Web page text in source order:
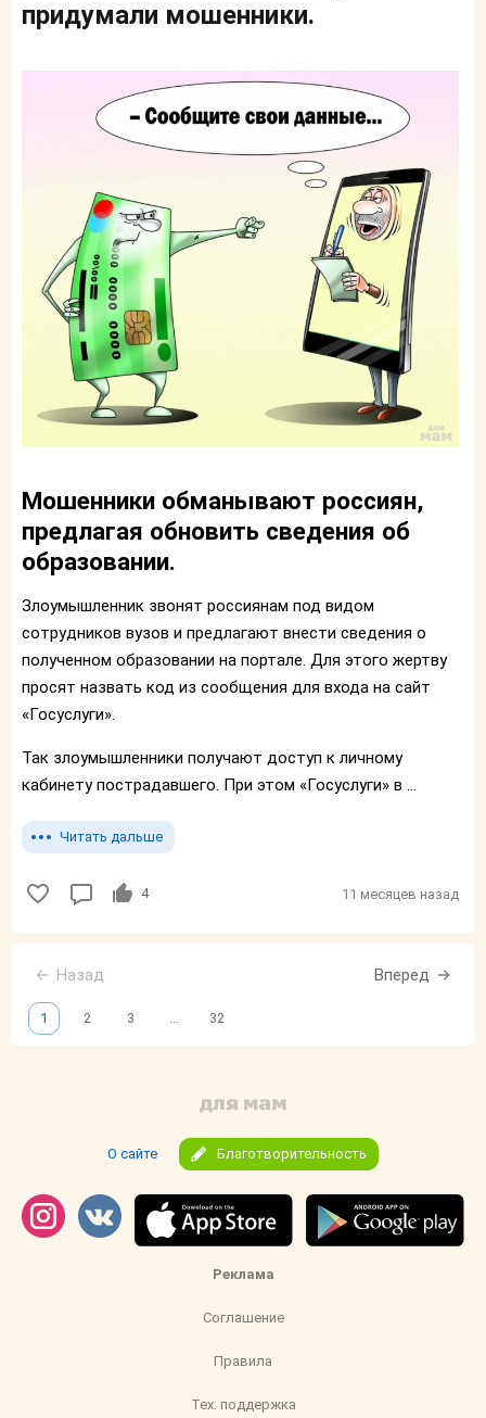
придумали мошенники.
Мошенники обманывают россиян,
предлагая обновить сведения об
образовании.
Злоумышленник звонят россиянам под видом
сотрудников вузов и предлагают внести сведения о
полученном образовании на портале. Для этого жертву
просят назвать код из сообщения для входа на сайт
«Госуслуги».
Так злоумышленники получают доступ к личному
кабинету пострадавшего. При этом «Госуслуги» в ...
Читать дальше
4 11 месяцев назад
Назад Вперед
1 2 3 ... 32
О сайте Благотворительность
Реклама
Соглашение
Правила
Тех. поддержка